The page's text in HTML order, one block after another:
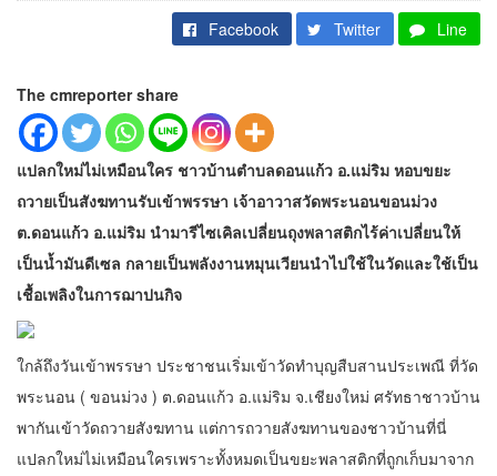
Facebook Twitter Line
The cmreporter share
แปลกใหม่ไม่เหมือนใคร ชาวบ้านตำบลดอนแก้ว อ.แม่ริม หอบขยะ
ถวายเป็นสังฆทานรับเข้าพรรษา เจ้าอาวาสวัดพระนอนขอนม่วง
ต.ดอนแก้ว อ.แม่ริม นำมารีไซเคิลเปลี่ยนถุงพลาสติกไร้ค่าเปลี่ยนให้
เป็นน้ำมันดีเซล กลายเป็นพลังงานหมุนเวียนนำไปใช้ในวัดและใช้เป็น
เชื้อเพลิงในการฌาปนกิจ
ใกล้ถึงวันเข้าพรรษา ประชาชนเริ่มเข้าวัดทำบุญสืบสานประเพณี ที่วัด
พระนอน ( ขอนม่วง ) ต.ดอนแก้ว อ.แม่ริม จ.เชียงใหม่ ศรัทธาชาวบ้าน
พากันเข้าวัดถวายสังฆทาน แต่การถวายสังฆทานของชาวบ้านที่นี่
แปลกใหม่ไม่เหมือนใครเพราะทั้งหมดเป็นขยะพลาสติกที่ถูกเก็บมาจาก